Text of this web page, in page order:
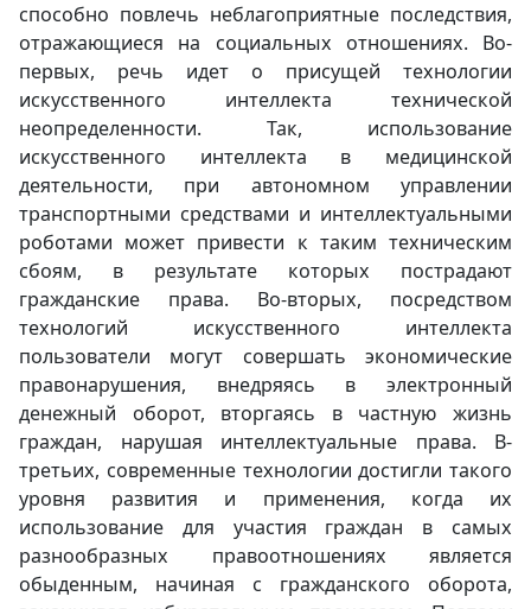
способно повлечь неблагоприятные последствия,
отражающиеся на социальных отношениях. Во-
первых, речь идет о присущей технологии
искусственного интеллекта технической
неопределенности. Так, использование
искусственного интеллекта в медицинской
деятельности, при автономном управлении
транспортными средствами и интеллектуальными
роботами может привести к таким техническим
сбоям, в результате которых пострадают
гражданские права. Во-вторых, посредством
технологий искусственного интеллекта
пользователи могут совершать экономические
правонарушения, внедряясь в электронный
денежный оборот, вторгаясь в частную жизнь
граждан, нарушая интеллектуальные права. В-
третьих, современные технологии достигли такого
уровня развития и применения, когда их
использование для участия граждан в самых
разнообразных правоотношениях является
обыденным, начиная с гражданского оборота,